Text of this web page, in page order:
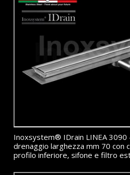
Inoxsystem® IDrain LINEA 3090
drenaggio larghezza mm 70 con
profilo inferiore, sifone e filtro